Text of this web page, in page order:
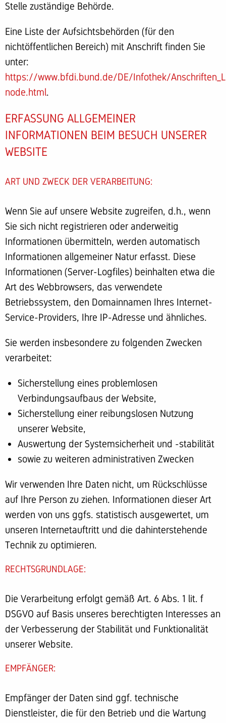
Stelle zuständige Behörde.
Eine Liste der Aufsichtsbehörden (für den
nichtöffentlichen Bereich) mit Anschrift finden Sie
unter:
https://www.bfdi.bund.de/DE/Infothek/
node.html.
ERFASSUNG ALLGEMEINER
INFORMATIONEN BEIM BESUCH UNSERER
WEBSITE
ART UND ZWECK DER VERARBEITUNG:
Wenn Sie auf unsere Website zugreifen, d.h., wenn
Sie sich nicht registrieren oder anderweitig
Informationen übermitteln, werden automatisch
Informationen allgemeiner Natur erfasst. Diese
Informationen (Server-Logfiles) beinhalten etwa die
Art des Webbrowsers, das verwendete
Betriebssystem, den Domainnamen Ihres Internet-
Service-Providers, Ihre IP-Adresse und ähnliches.
Sie werden insbesondere zu folgenden Zwecken
verarbeitet:
Sicherstellung eines problemlosen
Verbindungsaufbaus der Website,
Sicherstellung einer reibungslosen Nutzung
unserer Website,
Auswertung der Systemsicherheit und -stabilität
sowie zu weiteren administrativen Zwecken
Wir verwenden Ihre Daten nicht, um Rückschlüsse
auf Ihre Person zu ziehen. Informationen dieser Art
werden von uns ggfs. statistisch ausgewertet, um
unseren Internetauftritt und die dahinterstehende
Technik zu optimieren.
RECHTSGRUNDLAGE:
Die Verarbeitung erfolgt gemäß Art. 6 Abs. 1 lit. f
DSGVO auf Basis unseres berechtigten Interesses an
der Verbesserung der Stabilität und Funktionalität
unserer Website.
EMPFÄNGER:
Empfänger der Daten sind ggf. technische
Dienstleister, die für den Betrieb und die Wartung